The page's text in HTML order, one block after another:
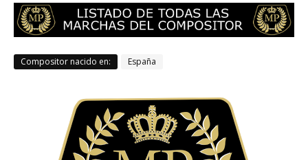
Compositor nacido en: España